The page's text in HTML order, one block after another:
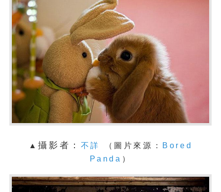
▲攝影者： 不詳 （圖片來源：
Bored
Panda ）